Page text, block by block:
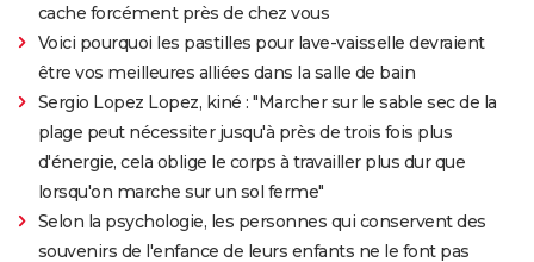
cache forcément près de chez vous
Voici pourquoi les pastilles pour lave-vaisselle devraient
être vos meilleures alliées dans la salle de bain
Sergio Lopez Lopez, kiné : "Marcher sur le sable sec de la
plage peut nécessiter jusqu'à près de trois fois plus
d'énergie, cela oblige le corps à travailler plus dur que
lorsqu'on marche sur un sol ferme"
Selon la psychologie, les personnes qui conservent des
souvenirs de l'enfance de leurs enfants ne le font pas